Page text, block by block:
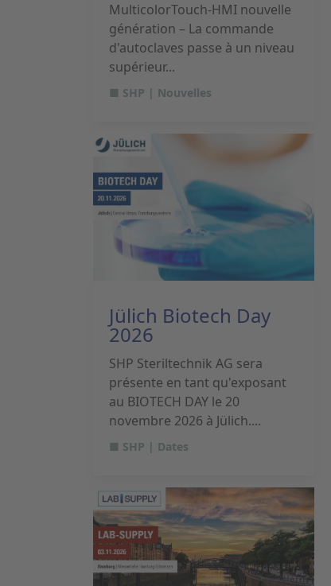
MulticolorTouch-HMI nouvelle
génération – La commande
d'autoclaves passe à un niveau
supérieur...
■ SHP | Nouvelles
Jülich Biotech Day
2026
SHP Steriltechnik AG sera
présente en tant qu'exposant
au BIOTECH DAY le 20
novembre 2026 à Jülich....
■ SHP | Dates